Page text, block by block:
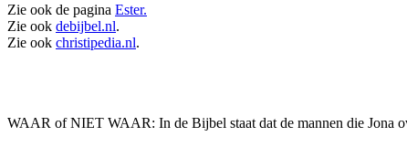
Zie ook de pagina Ester.
Zie ook debijbel.nl.
Zie ook christipedia.nl.
WAAR of NIET WAAR: In de Bijbel staat dat de mannen die Jona